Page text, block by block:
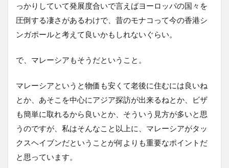
っかりしていて発展度合いで言えばヨーロッパの国々を
圧倒する凄さがあるわけで、昔のモナコって今の香港シ
ンガポールと考えて良いかもしれないぐらい。
で、マレーシアもそうだということ。
マレーシアというと物価も安くて老後に住むには良いね
とか、あそこを中心にアジア探訪が出来るねとか、ビザ
も簡単に取れるから良いとか、そういう見方が多いと思
うのですが、私はそんなこと以上に、マレーシアがタッ
クスヘイブンだということが何よりも重要なポイントだ
と思っています。